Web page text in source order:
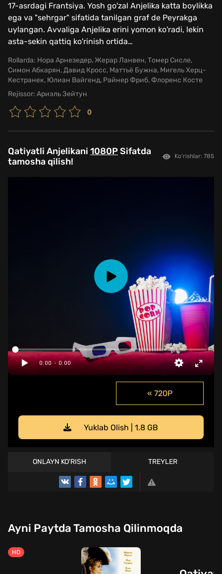
17-asrdagi Frantsiya. Yosh go'zal Anjelika katta boylikka
ega va "sehrgar" sifatida tanilgan graf de Peyrakga
uylangan. Avvaliga Anjelika erini yomon ko'radi, lekin
asta-sekin qattiq ko'rinish ortida…
Rollarda: Нора Арнезедер, Жерар Ланвен, Томер Сисле,
Симон Абкарян, Давид Кросс, Маттьё Бужна, Мигель Херц-
Кестранек, Юлиан Вайгенд, Райнер Фриб, Флоренс Косте
Rejissor: Ариэль Зейтун
0
Qatiyatli Anjelikani 1080PSifatda
tamosha qilish!
Ko'rishlar: 785
« 720P
Yuklab Olish | 1.8 GB
ONLAYN KO'RISH TREYLER
Ayni Paytda Tamosha Qilinmoqda
HD